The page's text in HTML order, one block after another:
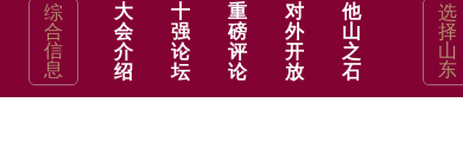
综
合
信
息
大
会
介
绍
十
强
论
坛
重
磅
评
论
对
外
开
放
他
山
之
石
选
择
山
东